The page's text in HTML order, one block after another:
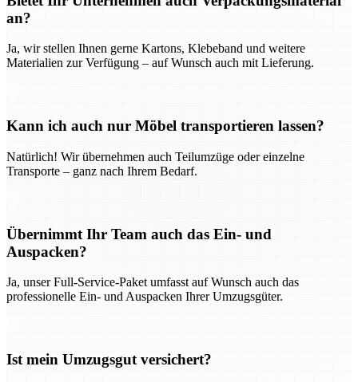
an?
Ja, wir stellen Ihnen gerne Kartons, Klebeband und weitere
Materialien zur Verfügung – auf Wunsch auch mit Lieferung.
Kann ich auch nur Möbel transportieren lassen?
Natürlich! Wir übernehmen auch Teilumzüge oder einzelne
Transporte – ganz nach Ihrem Bedarf.
Übernimmt Ihr Team auch das Ein- und
Auspacken?
Ja, unser Full-Service-Paket umfasst auf Wunsch auch das
professionelle Ein- und Auspacken Ihrer Umzugsgüter.
Ist mein Umzugsgut versichert?